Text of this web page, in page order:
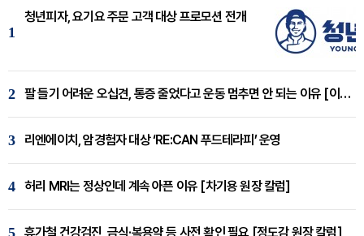
1
청년피자, 요기요 주문 고객 대상 프로모션 전개
2 팔 들기 어려운 오십견, 통증 줄었다고 운동 멈추면 안 되는 이유 [이병욱 원장 칼럼]
3 리엔에이치, 암경험자 대상 ‘RE:CAN 푸드테라피’ 운영
4 허리 MRI는 정상인데 계속 아픈 이유 [차기용 원장 칼럼]
휴가철 건강검진, 금식·복용약 등 사전 확인 필요 [정도감 원장 칼럼]